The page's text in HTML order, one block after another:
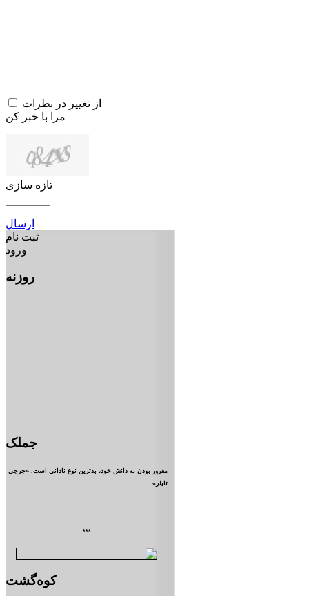
از تغییر در نظرات
مرا با خبر کن
تازه سازی
ارسال
ثبت نام
ورود
روزنه
جملک
مغرور بودن به دانش خود، بدترين نوع ناداني است. «جرجي
تايلر»
***
کوه‌گشت